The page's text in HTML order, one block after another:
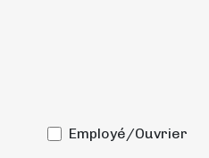
Employé/Ouvrier